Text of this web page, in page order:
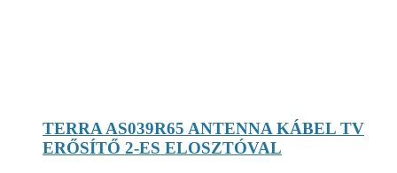
TERRA AS039R65 ANTENNA KÁBEL TV
ERŐSÍTŐ 2-ES ELOSZTÓVAL